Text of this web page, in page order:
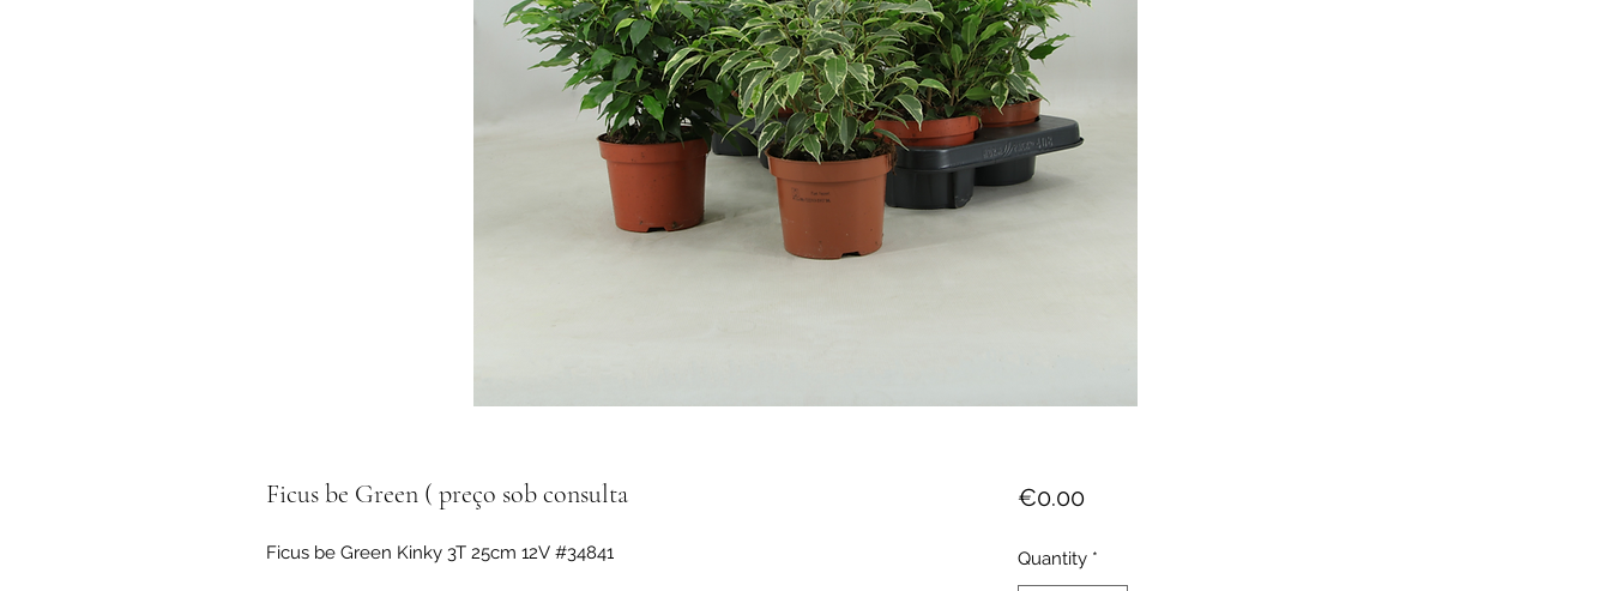
Ficus be Green ( preço sob consulta
Ficus be Green Kinky 3T 25cm 12V #34841
€0.00Price
Quantity *